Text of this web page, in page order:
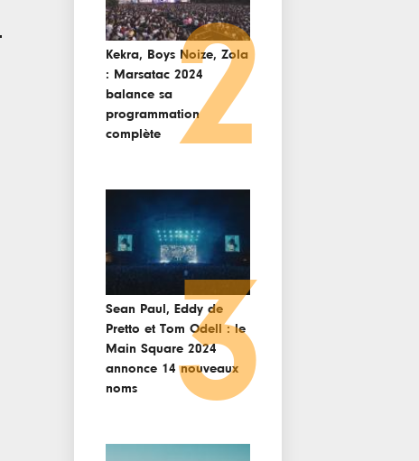
Kekra, Boys Noize, Zola
: Marsatac 2024
balance sa
programmation
complète
2
Sean Paul, Eddy de
Pretto et Tom Odell : le
Main Square 2024
annonce 14 nouveaux
noms
3